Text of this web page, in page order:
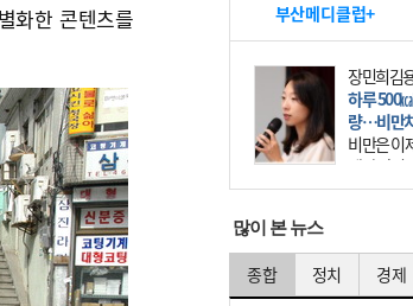
화한 콘텐츠를
부산메디클럽+
장민희김
하루 500
량…비만
비만은 이
제가 아
하고 치료
많이 본 뉴스
종합 정치 경제